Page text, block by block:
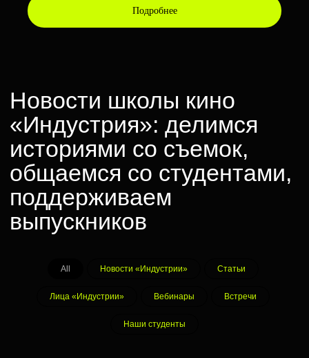
Подробнее
All Новости «Индустрии» Статьи
Лица «Индустрии» Вебинары Встречи
Наши студенты